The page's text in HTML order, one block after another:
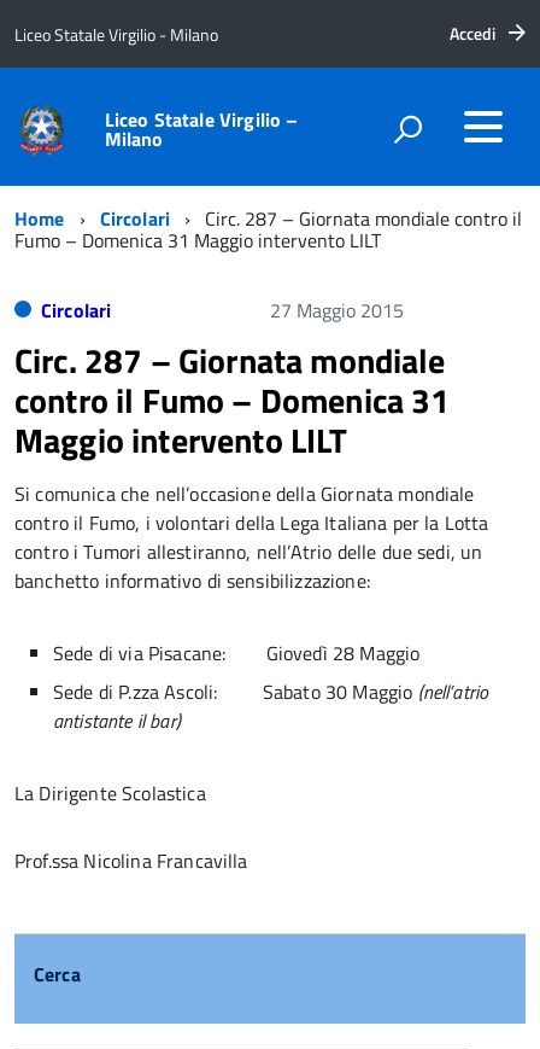
Liceo Statale Virgilio - Milano Accedi
Liceo Statale Virgilio –
Milano
Home Circolari Circ. 287 – Giornata mondiale contro il
Fumo – Domenica 31 Maggio intervento LILT
Circolari 27 Maggio 2015
Circ. 287 – Giornata mondiale
contro il Fumo – Domenica 31
Maggio intervento LILT
Si comunica che nell’occasione della Giornata mondiale
contro il Fumo, i volontari della Lega Italiana per la Lotta
contro i Tumori allestiranno, nell’Atrio delle due sedi, un
banchetto informativo di sensibilizzazione:
Sede di via Pisacane: Giovedì 28 Maggio
Sede di P.zza Ascoli: Sabato 30 Maggio (nell’atrio
antistante il bar)
La Dirigente Scolastica
Prof.ssa Nicolina Francavilla
Cerca